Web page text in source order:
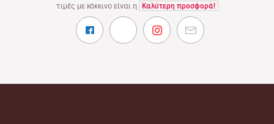
τιμές με κόκκινο είναι η
Καλύτερη προσφορά!